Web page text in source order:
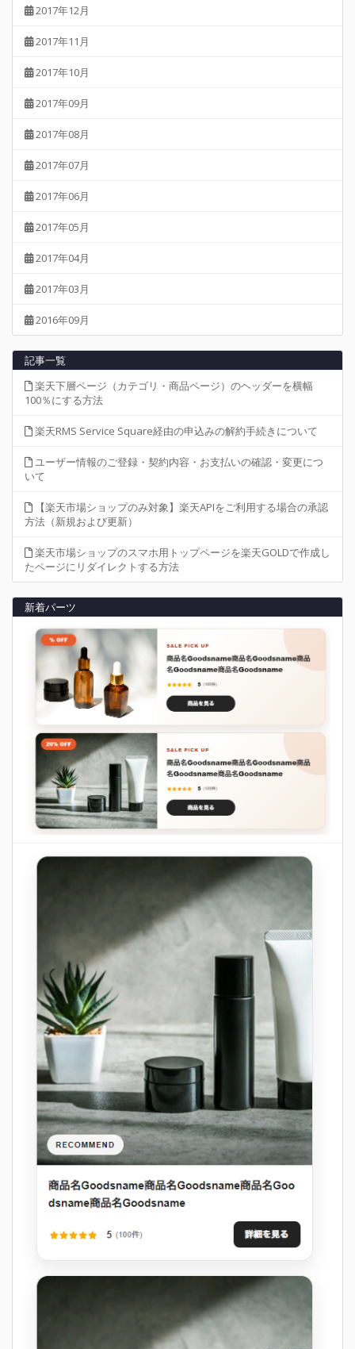
2017年12月
2017年11月
2017年10月
2017年09月
2017年08月
2017年07月
2017年06月
2017年05月
2017年04月
2017年03月
2016年09月
記事一覧
楽天下層ページ（カテゴリ・商品ページ）のヘッダーを横幅
100％にする方法
楽天RMS Service Square経由の申込みの解約手続きについて
ユーザー情報のご登録・契約内容・お支払いの確認・変更につ
いて
【楽天市場ショップのみ対象】楽天APIをご利用する場合の承認
方法（新規および更新）
楽天市場ショップのスマホ用トップページを楽天GOLDで作成し
たページにリダイレクトする方法
新着パーツ